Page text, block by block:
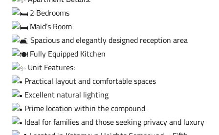
2 Bedrooms
Maid’s Room
Spacious and elegantly designed reception area
Fully Equipped Kitchen
Unit Features:
Practical layout and comfortable spaces
Excellent natural lighting
Prime location within the compound
Ideal for families and those seeking privacy and luxury